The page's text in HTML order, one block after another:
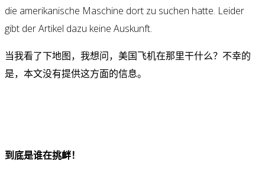
die amerikanische Maschine dort zu suchen hatte. Leider
gibt der Artikel dazu keine Auskunft.
当我看了下地图，我想问，美国飞机在那里干什么？不幸的
是，本文没有提供这方面的信息。
到底是谁在挑衅！